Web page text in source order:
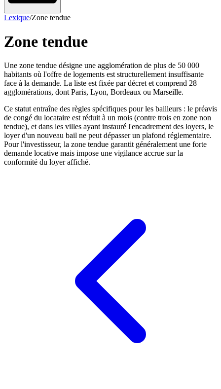
Lexique/Zone tendue
Zone tendue
Une zone tendue désigne une agglomération de plus de 50 000
habitants où l'offre de logements est structurellement insuffisante
face à la demande. La liste est fixée par décret et comprend 28
agglomérations, dont Paris, Lyon, Bordeaux ou Marseille.
Ce statut entraîne des règles spécifiques pour les bailleurs : le préavis
de congé du locataire est réduit à un mois (contre trois en zone non
tendue), et dans les villes ayant instauré l'encadrement des loyers, le
loyer d'un nouveau bail ne peut dépasser un plafond réglementaire.
Pour l'investisseur, la zone tendue garantit généralement une forte
demande locative mais impose une vigilance accrue sur la
conformité du loyer affiché.